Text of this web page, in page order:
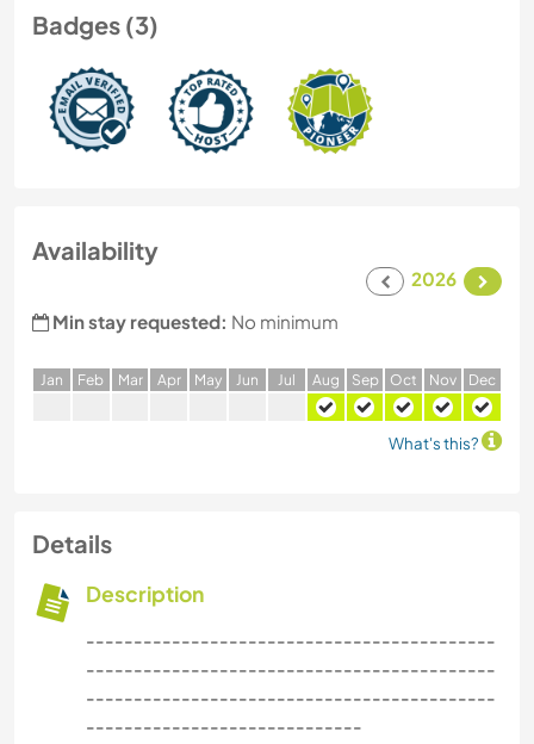
Badges (3)
Availability
2026
Min stay requested: No minimum
Jan Feb Mar Apr May Jun Jul Aug Sep Oct Nov Dec
What's this?
Details
Description
-------------------------------------------
-------------------------------------------
-------------------------------------------
-----------------------------